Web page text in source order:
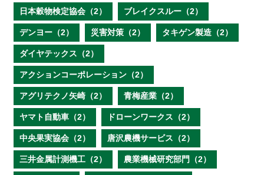
日本穀物検定協会（2） ブレイクスルー（2）
デンヨー（2） 災害対策（2） タキゲン製造（2）
ダイヤテックス（2）
アクションコーポレーション（2）
アグリテクノ矢崎（2） 青梅産業（2）
ヤマト自動車（2） ドローンワークス（2）
中央果実協会（2） 唐沢農機サービス（2）
三井金属計測機工（2） 農業機械研究部門（2）